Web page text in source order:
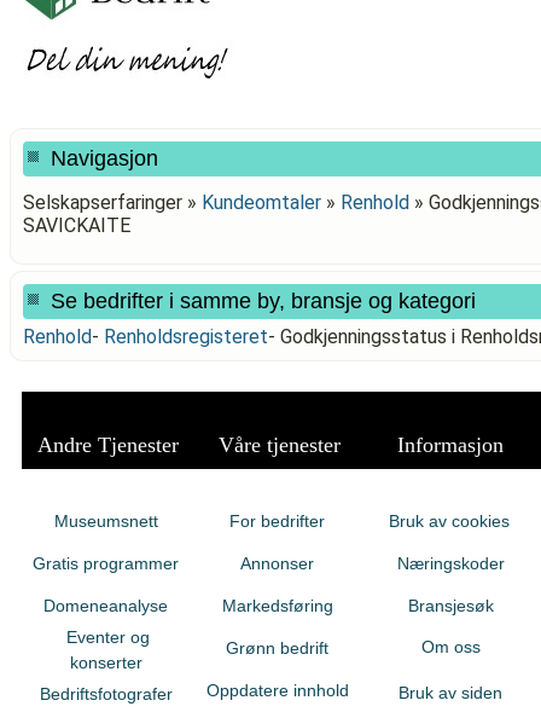
Navigasjon
Selskapserfaringer » Kundeomtaler » Renhold »
SAVICKAITE
Se bedrifter i samme by, bransje og kategori
Renhold- Renholdsregisteret- Godkjenningsstatus i
Andre Tjenester Våre tjenester Informasjon
Museumsnett
Gratis programmer
Domeneanalyse
Eventer og
konserter
Bedriftsfotografer
For bedrifter
Annonser
Markedsføring
Grønn bedrift
Oppdatere innhold
Bruk av cookies
Næringskoder
Bransjesøk
Om oss
Bruk av siden